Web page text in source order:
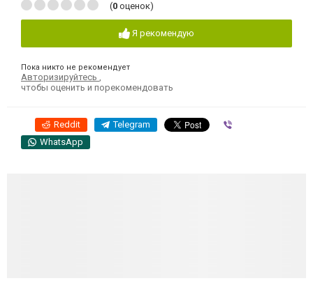
(0 оценок)
Я рекомендую
Пока никто не рекомендует
Авторизируйтесь ,
чтобы оценить и порекомендовать
Reddit Telegram
WhatsApp